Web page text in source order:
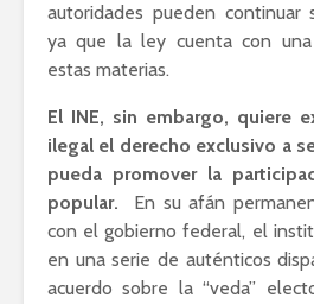
autoridades pueden continuar
ya que la ley cuenta con
estas materias.
El INE, sin embargo, quiere
ilegal el derecho exclusivo a
pueda promover la
popular.
En su afán
con el gobierno federal, el
en una serie de auténticos
acuerdo sobre la “veda”